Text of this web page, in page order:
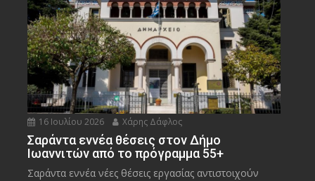
16 Ιουλίου 2026 Χάρης Δάφλος
Σαράντα εννέα θέσεις στον Δήμο
Ιωαννιτών από το πρόγραμμα 55+
Σαράντα εννέα νέες θέσεις εργασίας αντιστοιχούν